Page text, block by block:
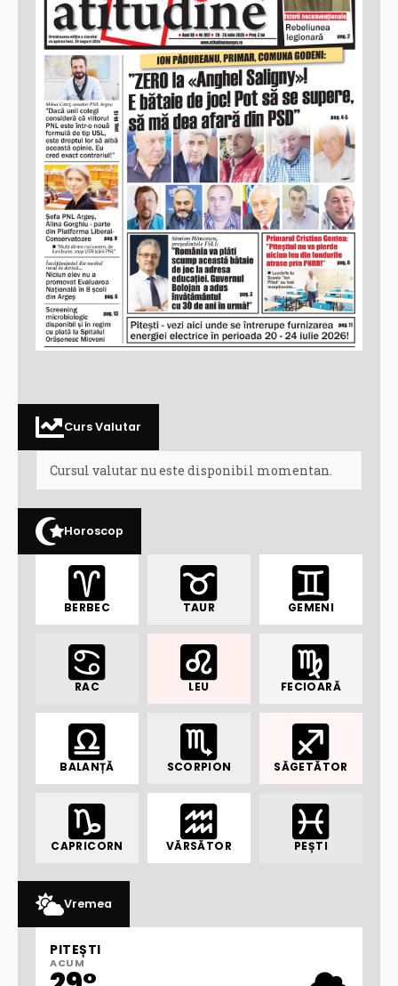
Curs Valutar
Cursul valutar nu este disponibil momentan.
Horoscop
BERBEC TAUR GEMENI
RAC LEU FECIOARĂ
BALANȚĂ SCORPION SĂGETĂTOR
CAPRICORN VĂRSĂTOR PEȘTI
Vremea
PITEȘTI
ACUM